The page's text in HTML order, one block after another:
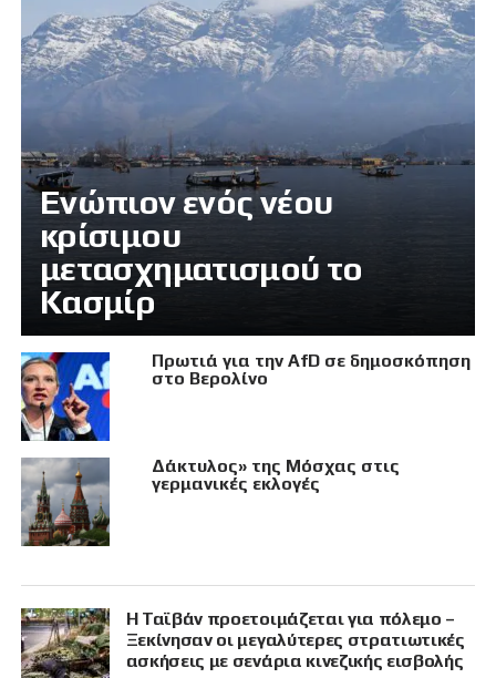
Eνώπιον ενός νέου
κρίσιμου
μετασχηματισμού το
Κασμίρ
Πρωτιά για την AfD σε δημοσκόπηση
στο Βερολίνο
Δάκτυλος» της Μόσχας στις
γερμανικές εκλογές
Η Ταϊβάν προετοιμάζεται για πόλεμο –
Ξεκίνησαν οι μεγαλύτερες στρατιωτικές
ασκήσεις με σενάρια κινεζικής εισβολής